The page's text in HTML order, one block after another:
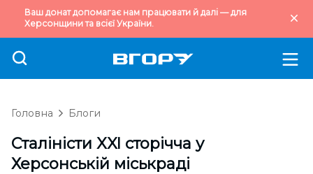
Ваш донат допомагає нам працювати й далі — для
Херсонщини та всієї України.
Головна Блоги
Сталіністи XXI сторічча у
Херсонській міськраді